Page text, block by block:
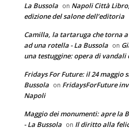
La Bussola on Napoli Città
edizione del salone dell’editoria
Camilla, la tartaruga che torna
ad una rotella - La Bussola on
una testuggine: opera di vandali
Fridays For Future: il 24 maggio
Bussola on FridaysForFuture
Napoli
Maggio dei monumenti: apre la
- La Bussola on Il diritto alla